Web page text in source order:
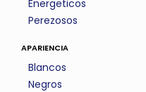
Energeticos
Perezosos
apariencia
Blancos
Negros